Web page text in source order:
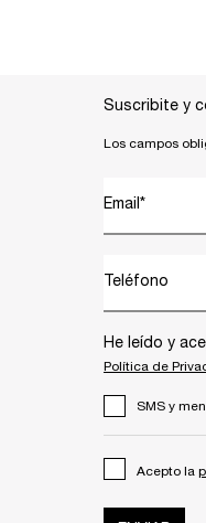
Suscribite y
Los campos
Email *
Teléfono
He leído y
Política de
SMS y
Acepto la